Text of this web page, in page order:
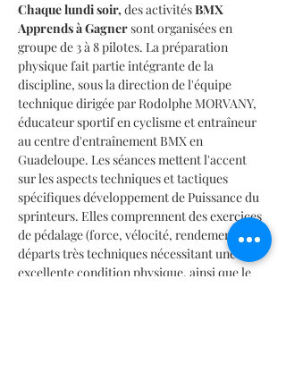
Chaque lundi soir, des activités BMX
Apprends à Gagner sont organisées en
groupe de 3 à 8 pilotes. La préparation
physique fait partie intégrante de la
discipline, sous la direction de l'équipe
technique dirigée par Rodolphe MORVANY,
éducateur sportif en cyclisme et entraîneur
au centre d'entraînement BMX en
Guadeloupe. Les séances mettent l'accent
sur les aspects techniques et tactiques
spécifiques développement de Puissance du
sprinteurs. Elles comprennent des exercices
de pédalage (force, vélocité, rendement), des
départs très techniques nécessitant une
excellente condition physique, ainsi que le